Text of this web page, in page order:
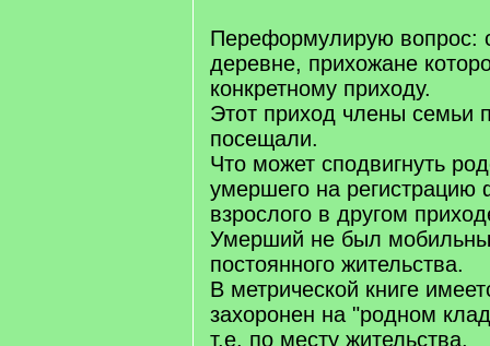
Переформулирую вопрос:
деревне, прихожане
конкретному приходу.
Этот приход члены семьи
посещали.
Что может сподвигнуть
умершего на регистрацию
взрослого в другом
Умерший не был
постоянного жительства.
В метрической книге
захоронен на "родном
т.е. по месту жительства.